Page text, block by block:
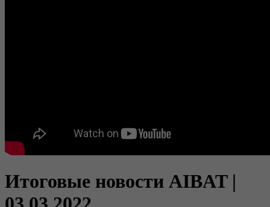
Итоговые новости AIBAT |